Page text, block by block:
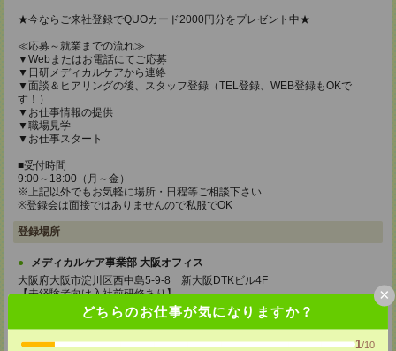
どちらのお仕事が気になりますか？
1/10
×
★今ならご来社登録でQUOカード2000円分をプレゼント中★
≪応募～就業までの流れ≫
▼Webまたはお電話にてご応募
▼日研メディカルケアから連絡
▼面談＆ヒアリングの後、スタッフ登録（TEL登録、WEB登録もOKで
す！）
▼お仕事情報の提供
▼職場見学
▼お仕事スタート
■受付時間
9:00～18:00（月～金）
※上記以外でもお気軽に場所・日程等ご相談下さい
※登録会は面接ではありませんので私服でOK
登録場所
メディカルケア事業部 大阪オフィス
大阪府大阪市淀川区西中島5-9-8 新大阪DTKビル4F
【未経験者向け入社前研修あり】
元介護士講師が指導！
6hの事前研修で安心スタート
時給1,177円＋交通費支給（規定あり）